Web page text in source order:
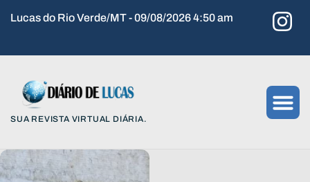
Lucas do Rio Verde/MT - 09/08/2026 4:50 am
SUA REVISTA VIRTUAL DIÁRIA.